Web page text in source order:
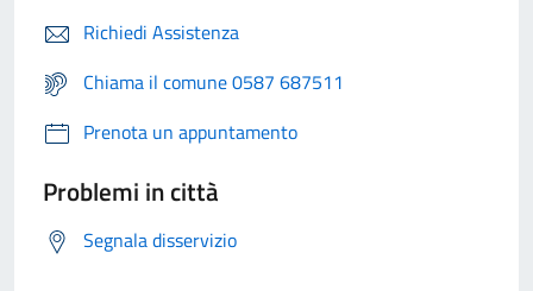
Richiedi Assistenza
Chiama il comune 0587 687511
Prenota un appuntamento
Problemi in città
Segnala disservizio